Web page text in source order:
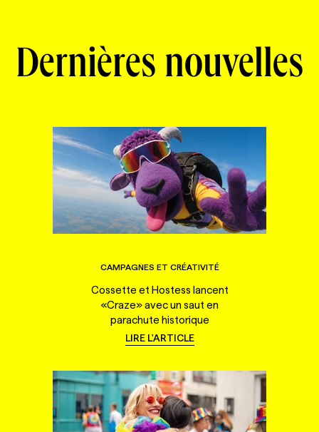
Dernières nouvelles
CAMPAGNES ET CRÉATIVITÉ
Cossette et Hostess lancent
«Craze» avec un saut en
parachute historique
LIRE L'ARTICLE